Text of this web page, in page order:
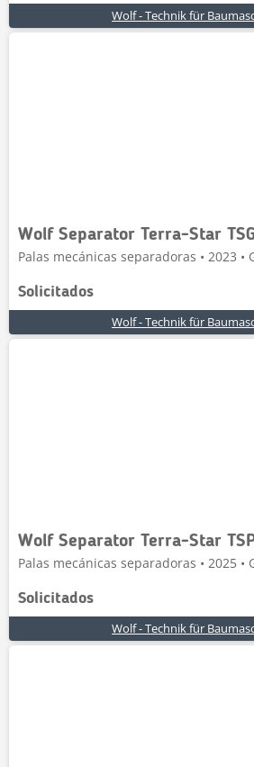
Wolf - Technik für
Wolf Separator Terra-Star
Palas mecánicas separadoras • 2023 •
Solicitados
Wolf - Technik für
Wolf Separator Terra-Star
Palas mecánicas separadoras • 2025 •
Solicitados
Wolf - Technik für